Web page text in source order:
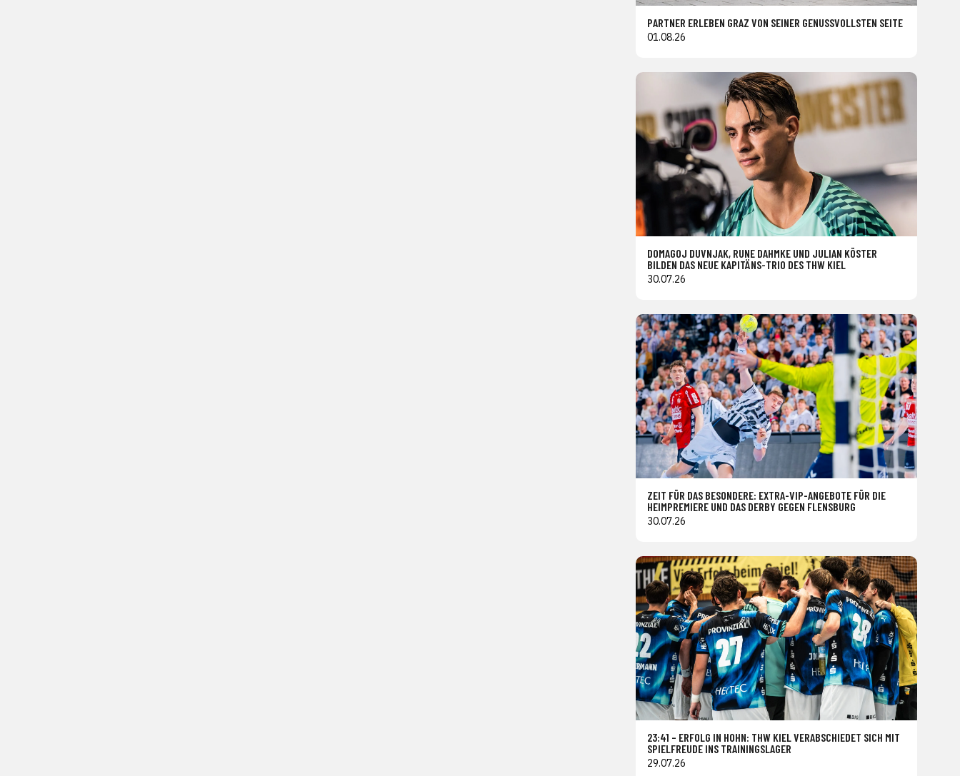
PARTNER ERLEBEN GRAZ VON SEINER GENUSSVOLLSTEN SEITE
01.08.26
DOMAGOJ DUVNJAK, RUNE DAHMKE UND JULIAN KÖSTER
BILDEN DAS NEUE KAPITÄNS-TRIO DES THW KIEL
30.07.26
ZEIT FÜR DAS BESONDERE: EXTRA-VIP-ANGEBOTE FÜR DIE
HEIMPREMIERE UND DAS DERBY GEGEN FLENSBURG
30.07.26
23:41 – ERFOLG IN HOHN: THW KIEL VERABSCHIEDET SICH MIT
SPIELFREUDE INS TRAININGSLAGER
29.07.26